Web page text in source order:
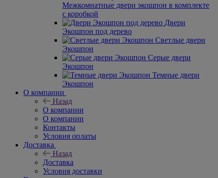
Межкомнатные двери экошпон в комплекте
с коробкой
Двери
Экошпон под дерево
Светлые двери
Экошпон
Серые двери
Экошпон
Темные двери
Экошпон
О компании
Назад
О компании
О компании
Контакты
Условия оплаты
Доставка
Назад
Доставка
Условия доставки